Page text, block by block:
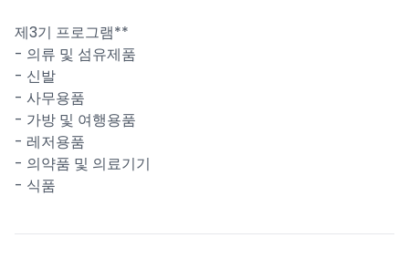
제3기 프로그램**
- 의류 및 섬유제품
- 신발
- 사무용품
- 가방 및 여행용품
- 레저용품
- 의약품 및 의료기기
- 식품